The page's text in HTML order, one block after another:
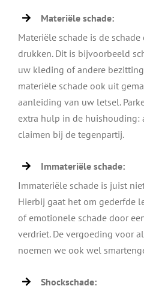
Materiële schade:
Materiële schade is de
drukken. Dit is bijvoorbeeld
uw kleding of andere
materiële schade ook uit
aanleiding van uw letsel.
extra hulp in de huishouding:
claimen bij de tegenpartij.
Immateriële schade:
Immateriële schade is juist
Hierbij gaat het om gederfde
of emotionele schade door
verdriet. De vergoeding voor
noemen we ook wel
Shockschade: